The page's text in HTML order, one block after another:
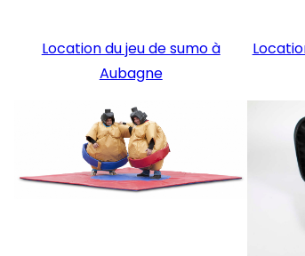
Location du jeu de sumo à
Aubagne